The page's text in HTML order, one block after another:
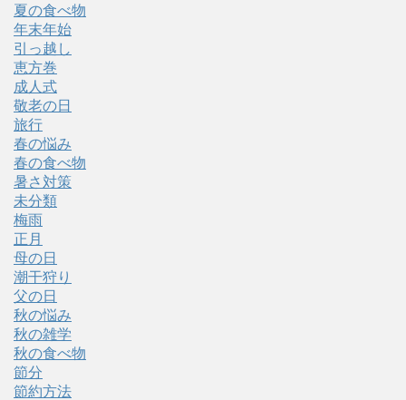
夏の食べ物
年末年始
引っ越し
恵方巻
成人式
敬老の日
旅行
春の悩み
春の食べ物
暑さ対策
未分類
梅雨
正月
母の日
潮干狩り
父の日
秋の悩み
秋の雑学
秋の食べ物
節分
節約方法